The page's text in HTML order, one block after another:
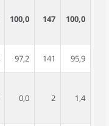
100,0 147 100,0
97,2 141 95,9
0,0 2 1,4